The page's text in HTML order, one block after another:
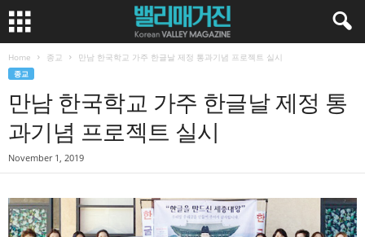
Home 종교 만남 한국학교 가주 한글날 제정 통과기념 프로젝트 실시
종교
만남 한국학교 가주 한글날 제정 통
과기념 프로젝트 실시
November 1, 2019